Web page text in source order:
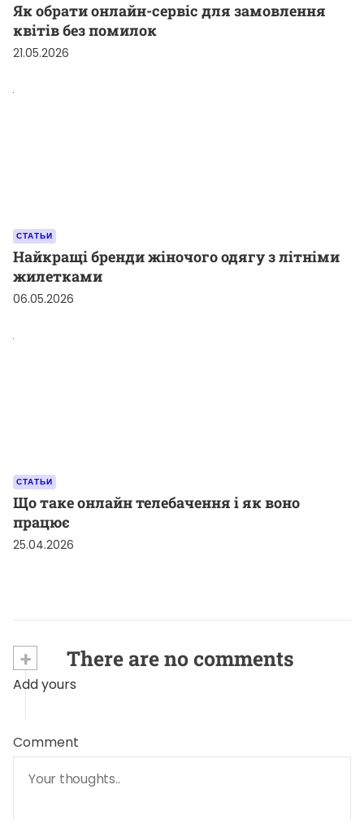
Як обрати онлайн-сервіс для замовлення
квітів без помилок
21.05.2026
СТАТЬИ
Найкращі бренди жіночого одягу з літніми
жилетками
06.05.2026
СТАТЬИ
Що таке онлайн телебачення і як воно
працює
25.04.2026
+ There are no comments
Add yours
Comment